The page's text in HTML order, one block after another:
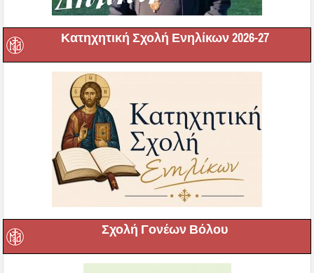
Κατηχητική Σχολή Ενηλίκων 2026-27
Σχολή Γονέων Βόλου